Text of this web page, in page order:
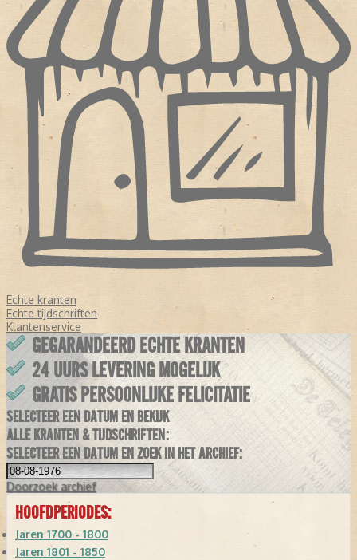
Echte kranten
Echte tijdschriften
Klantenservice
GEGARANDEERD ECHTE KRANTEN
24 UURS LEVERING MOGELIJK
GRATIS PERSOONLIJKE FELICITATIE
SELECTEER EEN DATUM EN BEKIJK
ALLE KRANTEN & TIJDSCHRIFTEN:
SELECTEER EEN DATUM EN ZOEK IN HET ARCHIEF:
Doorzoek archief
HOOFDPERIODES:
Jaren 1700 - 1800
Jaren 1801 - 1850